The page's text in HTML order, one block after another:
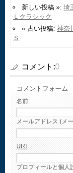
新しい投稿 »: 埼
Ｌクラシック
« 古い投稿: 神奈
Ｓ
コメント:0
コメントフォーム
名前
メールアドレス (メ
URI
プロフィールと個人